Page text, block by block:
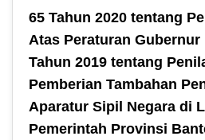
65 Tahun 2020 tentang
Atas Peraturan Gubernur
Tahun 2019 tentang
Pemberian Tambahan
Aparatur Sipil Negara di
Pemerintah Provinsi